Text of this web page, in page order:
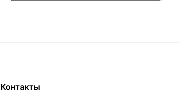
Контакты